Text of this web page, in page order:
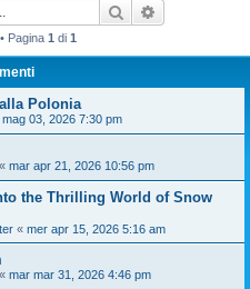
Cerca
Pagina 1 di 1
Polonia
03, 2026 7:30 pm
« mar apr 21, 2026 10:56 pm
the Thrilling World of Snow
« mer apr 15, 2026 5:16 am
« mar mar 31, 2026 4:46 pm